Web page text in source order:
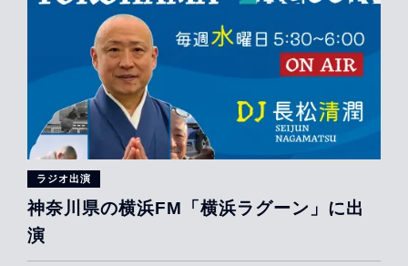
ラジオ出演
神奈川県の横浜FM「横浜ラグーン」に出
演